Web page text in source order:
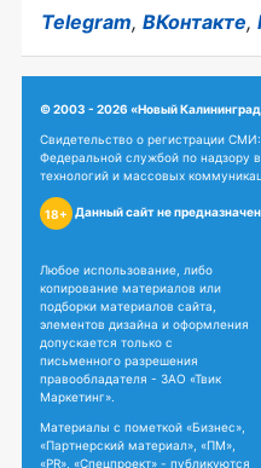
Telegram, ВКонтакте,
© 2003 - 2026 «Новый
Свидетельство о регистрации
Федеральной службой по надзору
технологий и массовых
18+ Данный сайт не
Любое использование, либо
копирование материалов или
подборки материалов сайта,
элементов дизайна и оформления
допускается только с
письменного разрешения
правообладателя - ЗАО «Твик
Маркетинг».
Материалы с пометкой «Бизнес»,
«Партнерский материал», «ПМ»,
«PR», «Спецпроект» - публикуются